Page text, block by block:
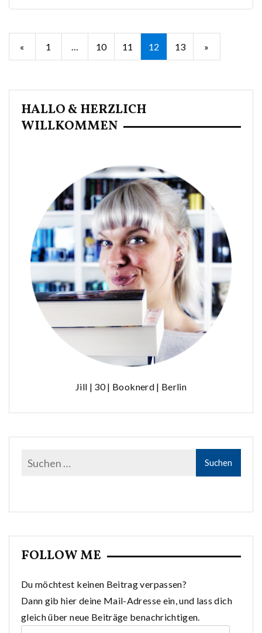
Seitennummerierung
der
Beiträge
« 1 … 10 11 12 13 »
HALLO & HERZLICH
WILLKOMMEN
Jill | 30 | Booknerd | Berlin
FOLLOW ME
Du möchtest keinen Beitrag verpassen?
Dann gib hier deine Mail-Adresse ein, und lass dich
gleich über neue Beiträge benachrichtigen.